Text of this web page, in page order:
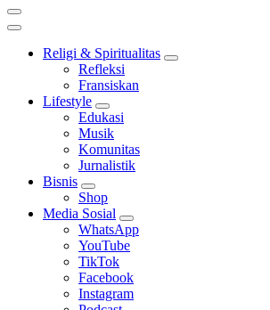
Religi & Spiritualitas
Refleksi
Fransiskan
Lifestyle
Edukasi
Musik
Komunitas
Jurnalistik
Bisnis
Shop
Media Sosial
WhatsApp
YouTube
TikTok
Facebook
Instagram